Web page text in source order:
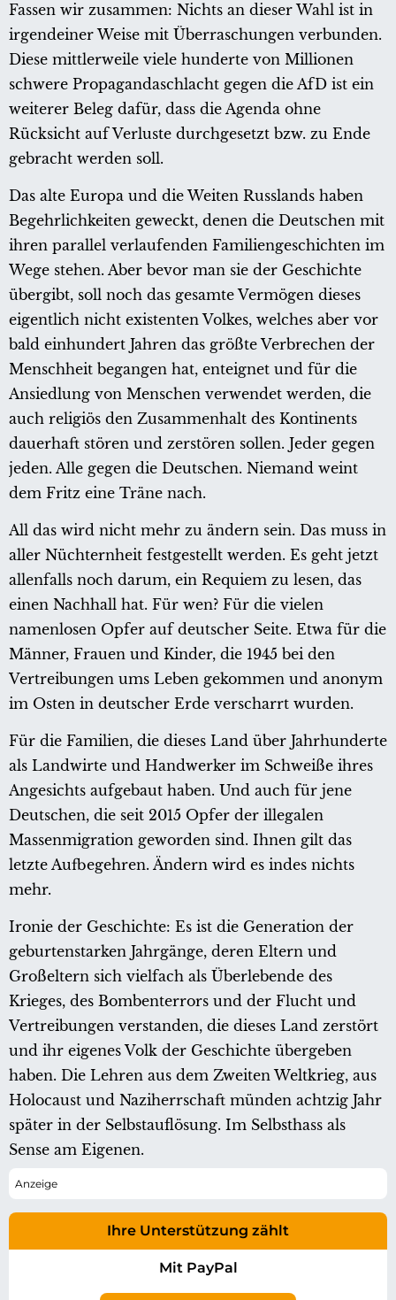
Fassen wir zusammen: Nichts an dieser Wahl ist in
irgendeiner Weise mit Überraschungen verbunden.
Diese mittlerweile viele hunderte von Millionen
schwere Propagandaschlacht gegen die AfD ist ein
weiterer Beleg dafür, dass die Agenda ohne
Rücksicht auf Verluste durchgesetzt bzw. zu Ende
gebracht werden soll.
Das alte Europa und die Weiten Russlands haben
Begehrlichkeiten geweckt, denen die Deutschen mit
ihren parallel verlaufenden Familiengeschichten im
Wege stehen. Aber bevor man sie der Geschichte
übergibt, soll noch das gesamte Vermögen dieses
eigentlich nicht existenten Volkes, welches aber vor
bald einhundert Jahren das größte Verbrechen der
Menschheit begangen hat, enteignet und für die
Ansiedlung von Menschen verwendet werden, die
auch religiös den Zusammenhalt des Kontinents
dauerhaft stören und zerstören sollen. Jeder gegen
jeden. Alle gegen die Deutschen. Niemand weint
dem Fritz eine Träne nach.
All das wird nicht mehr zu ändern sein. Das muss in
aller Nüchternheit festgestellt werden. Es geht jetzt
allenfalls noch darum, ein Requiem zu lesen, das
einen Nachhall hat. Für wen? Für die vielen
namenlosen Opfer auf deutscher Seite. Etwa für die
Männer, Frauen und Kinder, die 1945 bei den
Vertreibungen ums Leben gekommen und anonym
im Osten in deutscher Erde verscharrt wurden.
Für die Familien, die dieses Land über Jahrhunderte
als Landwirte und Handwerker im Schweiße ihres
Angesichts aufgebaut haben. Und auch für jene
Deutschen, die seit 2015 Opfer der illegalen
Massenmigration geworden sind. Ihnen gilt das
letzte Aufbegehren. Ändern wird es indes nichts
mehr.
Ironie der Geschichte: Es ist die Generation der
geburtenstarken Jahrgänge, deren Eltern und
Großeltern sich vielfach als Überlebende des
Krieges, des Bombenterrors und der Flucht und
Vertreibungen verstanden, die dieses Land zerstört
und ihr eigenes Volk der Geschichte übergeben
haben. Die Lehren aus dem Zweiten Weltkrieg, aus
Holocaust und Naziherrschaft münden achtzig Jahr
später in der Selbstauflösung. Im Selbsthass als
Sense am Eigenen.
Ihre Unterstützung zählt
Mit PayPal